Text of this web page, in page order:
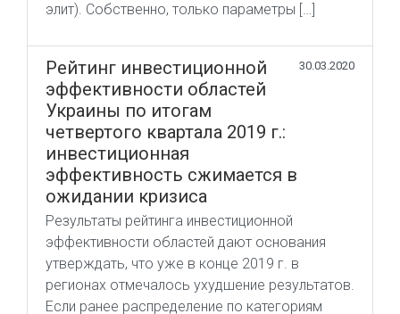
элит). Собственно, только параметры […]
Рейтинг инвестиционной
эффективности областей
Украины по итогам
четвертого квартала 2019 г.:
инвестиционная
эффективность сжимается в
ожидании кризиса
30.03.2020
Результаты рейтинга инвестиционной
эффективности областей дают основания
утверждать, что уже в конце 2019 г. в
регионах отмечалось ухудшение результатов.
Если ранее распределение по категориям